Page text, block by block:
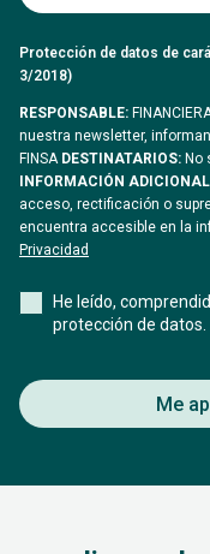
Protección de datos de
3/2018)
RESPONSABLE:
nuestra newsletter,
FINSADESTINATARIOS: No
INFORMACIÓN
acceso, rectificación o
encuentra accesible en la
Privacidad
He leído,
protección de datos.
Me